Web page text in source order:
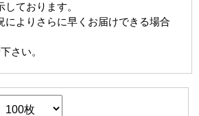
ております。
よりさらに早くお届けできる場合
さい。